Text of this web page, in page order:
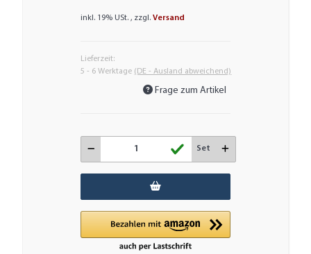
inkl. 19% USt. , zzgl.Versand
Lieferzeit:
5 - 6 Werktage (DE - Ausland abweichend)
Frage zum Artikel
Set